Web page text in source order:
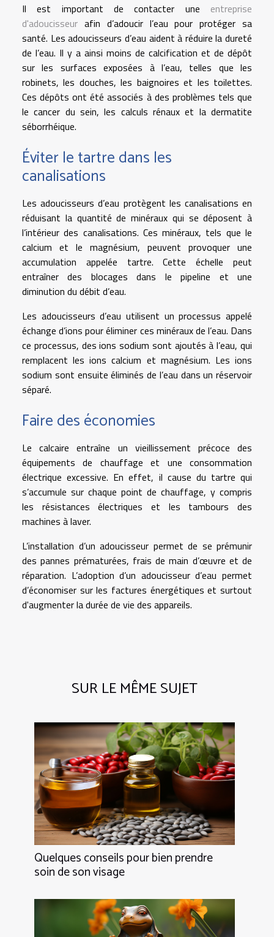
Il est important de contacter une entreprise
d'adoucisseur afin d’adoucir l’eau pour protéger sa
santé. Les adoucisseurs d’eau aident à réduire la dureté
de l’eau. Il y a ainsi moins de calcification et de dépôt
sur les surfaces exposées à l’eau, telles que les
robinets, les douches, les baignoires et les toilettes.
Ces dépôts ont été associés à des problèmes tels que
le cancer du sein, les calculs rénaux et la dermatite
séborrhéique.
Éviter le tartre dans les
canalisations
Les adoucisseurs d’eau protègent les canalisations en
réduisant la quantité de minéraux qui se déposent à
l’intérieur des canalisations. Ces minéraux, tels que le
calcium et le magnésium, peuvent provoquer une
accumulation appelée tartre. Cette échelle peut
entraîner des blocages dans le pipeline et une
diminution du débit d’eau.
Les adoucisseurs d’eau utilisent un processus appelé
échange d’ions pour éliminer ces minéraux de l’eau. Dans
ce processus, des ions sodium sont ajoutés à l’eau, qui
remplacent les ions calcium et magnésium. Les ions
sodium sont ensuite éliminés de l’eau dans un réservoir
séparé.
Faire des économies
Le calcaire entraîne un vieillissement précoce des
équipements de chauffage et une consommation
électrique excessive. En effet, il cause du tartre qui
s’accumule sur chaque point de chauffage, y compris
les résistances électriques et les tambours des
machines à laver.
L’installation d’un adoucisseur permet de se prémunir
des pannes prématurées, frais de main d’œuvre et de
réparation. L’adoption d’un adoucisseur d’eau permet
d’économiser sur les factures énergétiques et surtout
d'augmenter la durée de vie des appareils.
SUR LE MÊME SUJET
Quelques conseils pour bien prendre
soin de son visage